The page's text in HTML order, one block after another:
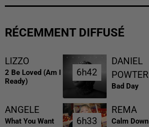
RÉCEMMENT DIFFUSÉ
LIZZO
2 Be Loved (am I
Ready)
6h42
6h42
DANIEL
POWTER
Bad Day
ANGELE
What You Want 6h33
6h33
REMA
Calm Down